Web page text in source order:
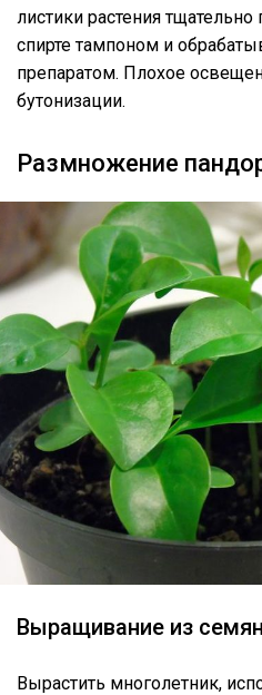
листики растения
спирте тампоном и
препаратом. Плохое
бутонизации.
Размножение
Выращивание из семян
Вырастить многолетник,